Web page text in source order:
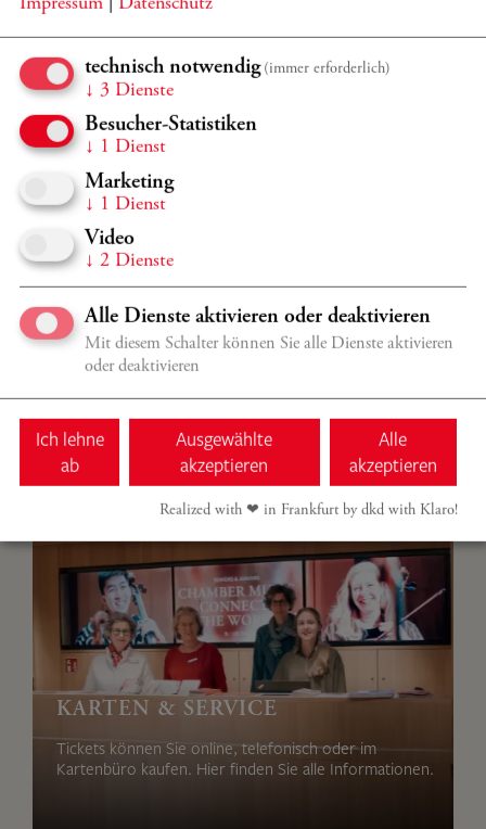
GUTSCHEINE
Ermöglichen Sie unvergessliche Musikerlebnisse,
verschenken Sie Gutscheine für unsere Konzerte!
MEHR
KARTEN & SERVICE
Tickets können Sie online, telefonisch oder im
Kartenbüro kaufen. Hier finden Sie alle Informationen.
technisch notwendig (immer erforderlich)
↓ 3 Dienste
Besucher-Statistiken
↓ 1 Dienst
Marketing
↓ 1 Dienst
Video
↓ 2 Dienste
Alle Dienste aktivieren oder deaktivieren
Mit diesem Schalter können Sie alle Dienste aktivieren
oder deaktivieren
Ich lehne
ab
Ausgewählte
akzeptieren
Alle
akzeptieren
Realized with ❤︎ in Frankfurt by dkd with Klaro!